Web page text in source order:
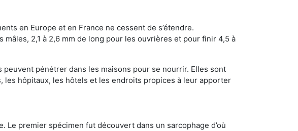
en Europe et en France ne cessent de s’étendre.
2,1 à 2,6 mm de long pour les ouvrières et pour finir 4,5 à
pénétrer dans les maisons pour se nourrir. Elles sont
hôpitaux, les hôtels et les endroits propices à leur apporter
Le premier spécimen fut découvert dans un sarcophage d’où